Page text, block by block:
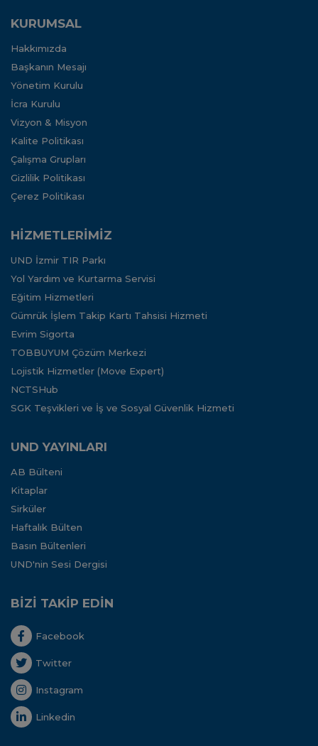
KURUMSAL
Hakkımızda
Başkanın Mesajı
Yönetim Kurulu
İcra Kurulu
Vizyon & Misyon
Kalite Politikası
Çalışma Grupları
Gizlilik Politikası
Çerez Politikası
HİZMETLERİMİZ
UND İzmir TIR Parkı
Yol Yardım ve Kurtarma Servisi
Eğitim Hizmetleri
Gümrük İşlem Takip Kartı Tahsisi Hizmeti
Evrim Sigorta
TOBBUYUM Çözüm Merkezi
Lojistik Hizmetler (Move Expert)
NCTSHub
SGK Teşvikleri ve İş ve Sosyal Güvenlik Hizmeti
UND YAYINLARI
AB Bülteni
Kitaplar
Sirküler
Haftalık Bülten
Basın Bültenleri
UND'nin Sesi Dergisi
BİZİ TAKİP EDİN
Facebook
Twitter
Instagram
Linkedin